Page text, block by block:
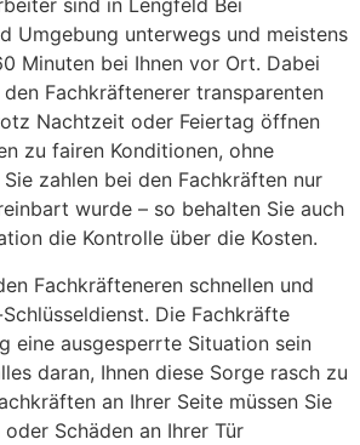
sind in Lengfeld Bei
Umgebung unterwegs und meistens
Minuten bei Ihnen vor Ort. Dabei
Fachkräftenerer transparenten
Nachtzeit oder Feiertag öffnen
zu fairen Konditionen, ohne
zahlen bei den Fachkräften nur
wurde – so behalten Sie auch
die Kontrolle über die Kosten.
Fachkräfteneren schnellen und
Die Fachkräfte
eine ausgesperrte Situation sein
daran, Ihnen diese Sorge rasch zu
an Ihrer Seite müssen Sie
Schäden an Ihrer Tür